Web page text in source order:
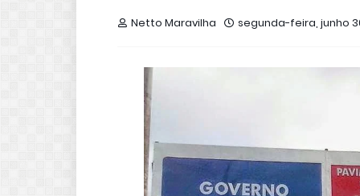
Netto Maravilha segunda-feira, junho